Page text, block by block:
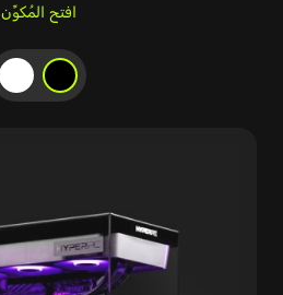
افتح المُكوِّن